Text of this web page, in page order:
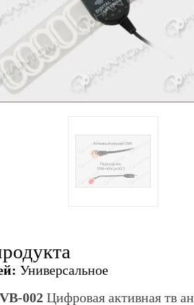
Универсальное
002 Цифровая активная тв